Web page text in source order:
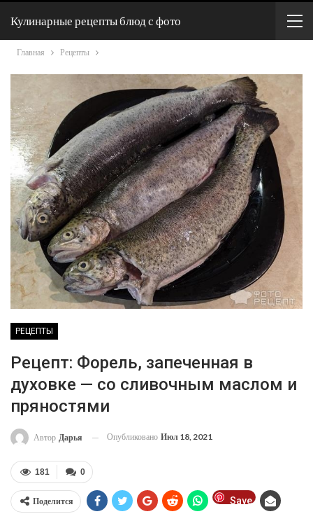
Кулинарные рецепты блюд с фото
Главная Рецепты
РЕЦЕПТЫ
Рецепт: Форель, запеченная в
духовке — со сливочным маслом и
пряностями
Автор Дарья Опубликовано Июл 18, 2021
0
181
Поделится Save